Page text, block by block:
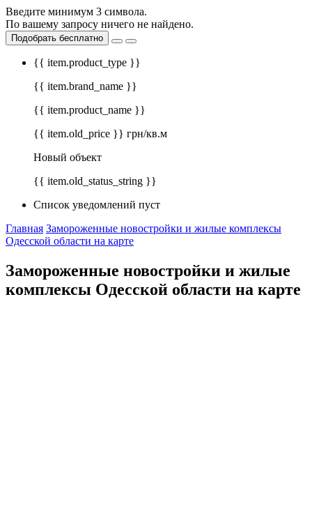
Введите минимум 3 символа.
По вашему запросу ничего не найдено.
Подобрать бесплатно
{{ item.product_type }}
{{ item.brand_name }}
{{ item.product_name }}
{{ item.old_price }} грн/кв.м
Новый объект
{{ item.old_status_string }}
Список уведомлений пуст
Главная Замороженные новостройки и жилые комплексы
Одесской области на карте
Замороженные новостройки и жилые
комплексы Одесской области на карте